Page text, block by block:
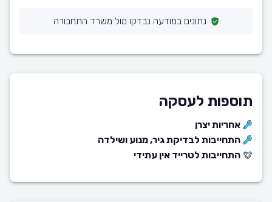
נתונים במודעה נבדקו מול משרד התחבורה
תוספות לעסקה
אחריות יצרן
התחייבות לבדיקת גיר, מנוע ושילדה
התחייבות לטרייד אין עתידי